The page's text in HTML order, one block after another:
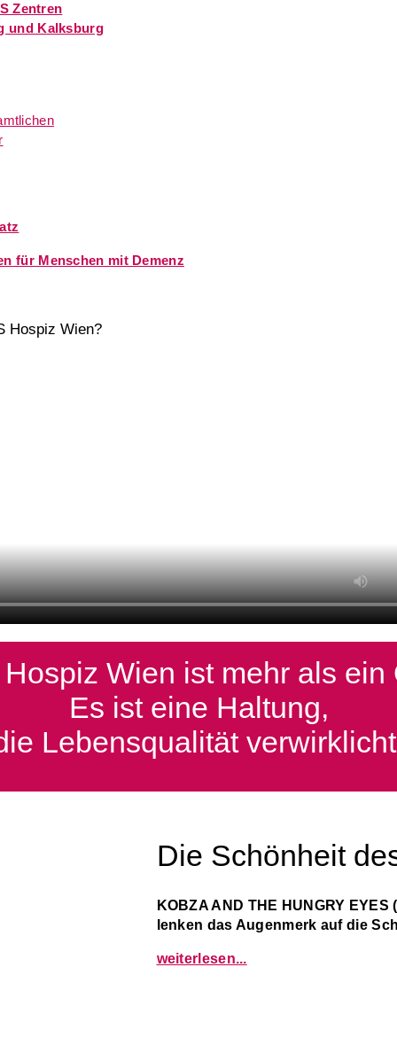
Zentren
und Kalksburg
für Menschen mit Demenz
Hospiz Wien?
Wien ist mehr als ein
Es ist eine Haltung,
Lebensqualität
Die Schönheit
KOBZA AND THE HUNGRY
lenken das Augenmerk auf die
weiterlesen...